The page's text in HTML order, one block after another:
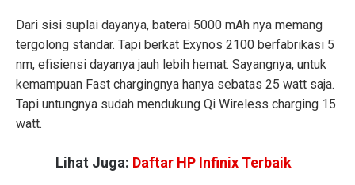
Dari sisi suplai dayanya, baterai 5000 mAh nya memang
tergolong standar. Tapi berkat Exynos 2100 berfabrikasi 5
nm, efisiensi dayanya jauh lebih hemat. Sayangnya, untuk
kemampuan Fast chargingnya hanya sebatas 25 watt saja.
Tapi untungnya sudah mendukung Qi Wireless charging 15
watt.
Lihat Juga: Daftar HP Infinix Terbaik